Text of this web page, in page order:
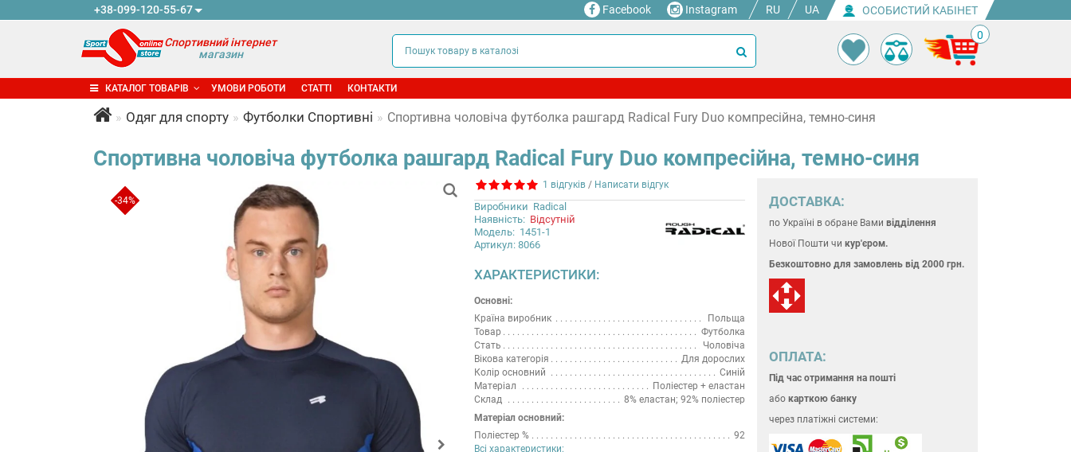
+38-099-120-55-67 Facebook Instagram RU UA ОСОБИСТИЙ КАБІНЕТ
Спортивний інтернет
магазин
0
КАТАЛОГ ТОВАРІВ УМОВИ РОБОТИ СТАТТІ КОНТАКТИ
Одяг для спорту Футболки Спортивні Спортивна чоловіча футболка рашгард Radical Fury Duo компресійна, темно-синя
Спортивна чоловіча футболка рашгард Radical Fury Duo компресійна, темно-синя
-34%
1 відгуків / Написати відгук
Виробники Radical
Наявність: Відсутній
Модель: 1451-1
Артикул: 8066
ХАРАКТЕРИСТИКИ:
Основні:
Країна виробник
Польща
Товар
Футболка
Стать
Чоловіча
Вікова категорія
Для дорослих
Колір основний
Синій
Матеріал
Поліестер + еластан
Склад
8% еластан; 92% поліестер
Матеріал основний:
Поліестер %
92
Всі характеристики:
ДОСТАВКА:
по Україні в обране Вами відділення
Нової Пошти чи кур'єром.
Безкоштовно для замовленьвід 2000 грн.
ОПЛАТА:
Під час отримання на пошті
або карткою банку
через платіжні системи: